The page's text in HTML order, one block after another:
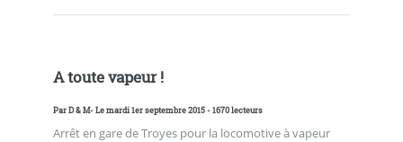
A toute vapeur !
ParD & M- Le mardi 1er septembre 2015 - 1670 lecteurs
Arrêt en gare de Troyes pour la locomotive à vapeur